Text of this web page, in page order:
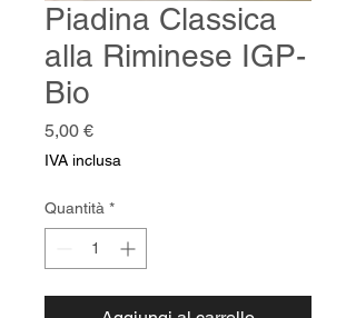
Piadina Classica
alla Riminese IGP-
Bio
5,00 €Prezzo
IVA inclusa
Quantità *